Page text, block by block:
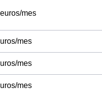
mes
mes
mes
mes